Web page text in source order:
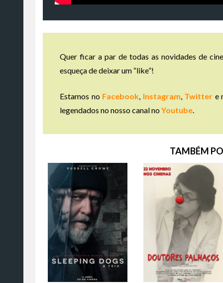
Quer ficar a par de todas as novidades de
esqueça de deixar um “like”!
Estamos no Facebook, Instagram, Twitter e
legendados no nosso canal noYoutube.
TAMBÉM